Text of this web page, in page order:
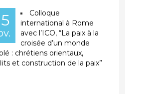
Colloque
international à Rome
avec l’ICO, “La paix à la
croisée d’un monde
: chrétiens orientaux,
et construction de la paix”